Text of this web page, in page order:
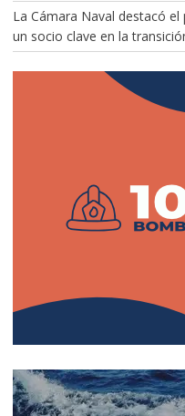
La Cámara Naval destacó
un socio clave en la